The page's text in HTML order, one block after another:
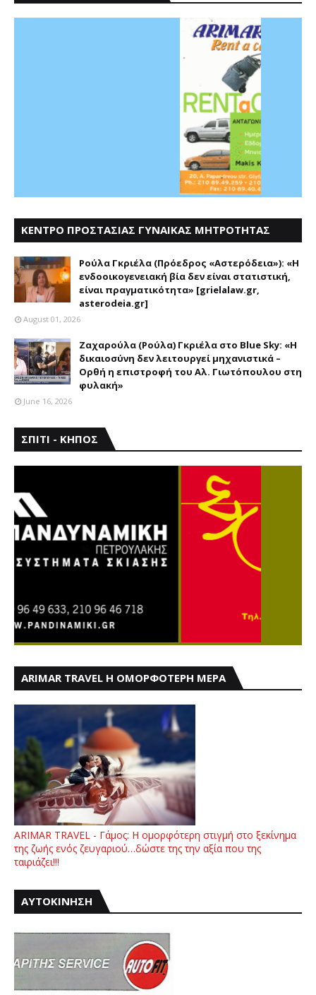
ΚΕΝΤΡΟ ΠΡΟΣΤΑΣΙΑΣ ΓΥΝΑΙΚΑΣ ΜΗΤΡΟΤΗΤΑΣ
Ρούλα Γκριέλα (Πρόεδρος «Αστερόδεια»): «Η
ενδοοικογενειακή βία δεν είναι στατιστική,
είναι πραγματικότητα» [grielalaw.gr,
asterodeia.gr]
August 01, 2026
Ζαχαρούλα (Ρούλα) Γκριέλα στο Blue Sky: «Η
δικαιοσύνη δεν λειτουργεί μηχανιστικά –
Ορθή η επιστροφή του Αλ. Γιωτόπουλου στη
φυλακή»
June 16, 2026
ΣΠΙΤΙ - ΚΗΠΟΣ
ARIMAR TRAVEL Η ΟΜΟΡΦΟΤΕΡΗ ΜΕΡΑ
ARIMAR TRAVEL - Γάμος: Η ομορφότερη στιγμή στο ξεκίνημα
της ζωής ενός ζευγαριού…δώστε της την αξία που της
ταιριάζει!!!
ΑΥΤΟΚΙΝΗΣΗ